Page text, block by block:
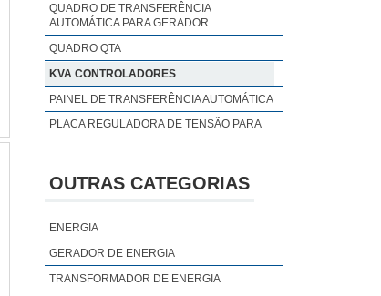
QUADRO DE TRANSFERÊNCIA
AUTOMÁTICA PARA GERADOR
QUADRO QTA
KVA CONTROLADORES
PAINEL DE TRANSFERÊNCIA AUTOMÁTICA
PLACA REGULADORA DE TENSÃO PARA
REGULADOR DE TENSÃO AVR
GRUPOS GERADORES DE ENERGIA
ATENUAÇÃO DE RUÍDO
AVR REGULADOR DE TENSÃO
OUTRAS CATEGORIAS
ENERGIA
GERADOR DE ENERGIA
TRANSFORMADOR DE ENERGIA